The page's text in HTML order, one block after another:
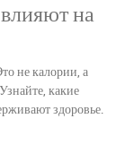
на
не калории, а
какие
здоровье.